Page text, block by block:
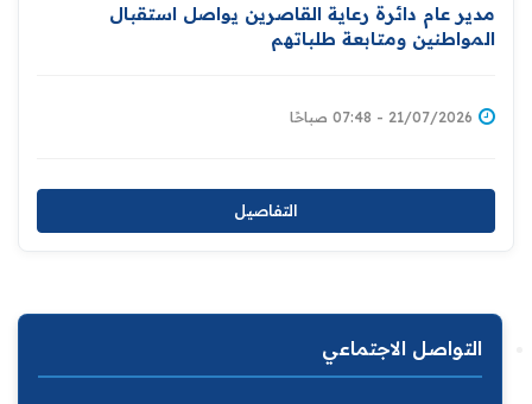
مدير عام دائرة رعاية القاصرين يواصل استقبال
المواطنين ومتابعة طلباتهم
21/07/2026 - 07:48 صباحًا
التفاصيل
التواصل الاجتماعي